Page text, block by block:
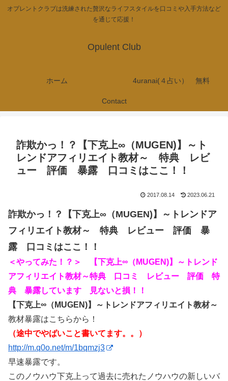
オプレントクラブは洗練された贅沢なライフスタイルを口コミや入手方法など
を通じて応援！
Opulent Club
ホーム 4uranai(４占い） 無料
Contact
詐欺かっ！？【下克上∞（MUGEN)】～ト
レンドアフィリエイト教材～ 特典 レビ
ュー 評価 暴露 口コミはここ！！
2017.08.14 2023.06.21
詐欺かっ！？【下克上∞（MUGEN)】～トレンドア
フィリエイト教材～ 特典 レビュー 評価 暴
露 口コミはここ！！
＜やってみた！？＞ 【下克上∞（MUGEN)】～トレンド
アフィリエイト教材～特典 口コミ レビュー 評価 特
典 暴露しています 見ないと損！！
【下克上∞（MUGEN)】～トレンドアフィリエイト教材～
教材暴露はこちらから！
（途中でやばいこと書いてます。。）
http://m.q0o.net/m/1bqmzj3
早速暴露です。
このノウハウ下克上って過去に売れたノウハウの新しいバ